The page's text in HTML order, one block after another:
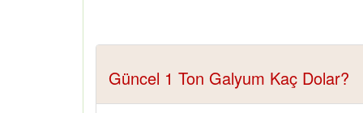
Güncel 1 Ton Galyum Kaç Dolar?